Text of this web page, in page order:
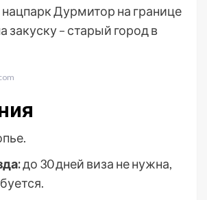
Дурмитор на границе
закуску – старый город в
до 30 дней виза не нужна,